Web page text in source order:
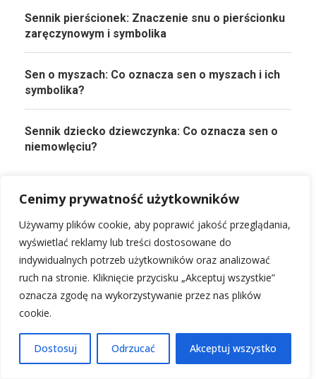
Cenimy prywatność użytkowników
Używamy plików cookie, aby poprawić jakość przeglądania,
wyświetlać reklamy lub treści dostosowane do
indywidualnych potrzeb użytkowników oraz analizować
ruch na stronie. Kliknięcie przycisku „Akceptuj wszystkie”
oznacza zgodę na wykorzystywanie przez nas plików
cookie.
Dostosuj Odrzucać Akceptuj wszystko
Sennik pierścionek: Znaczenie snu o pierścionku
zaręczynowym i symbolika
Sen o myszach: Co oznacza sen o myszach i ich
symbolika?
Sennik dziecko dziewczynka: Co oznacza sen o
niemowlęciu?
PRZECZYTAJ KONIECZNIE!
Przepis na biszkopt z 5 jaj: Lekki i puszysty
1 lutego, 2026
Przepis na pierniczki: Idealne na święta i nie tylko!
1 lutego, 2026